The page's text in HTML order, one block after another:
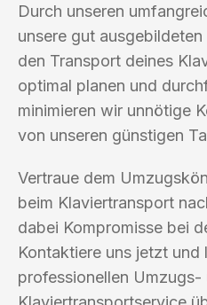
Durch unseren
unsere gut
den Transport deines
optimal planen und
minimieren wir unnötige
von unseren günstigen
Vertraue dem
beim Klaviertransport
dabei Kompromisse bei
Kontaktiere uns jetzt und
professionellen Umzugs-